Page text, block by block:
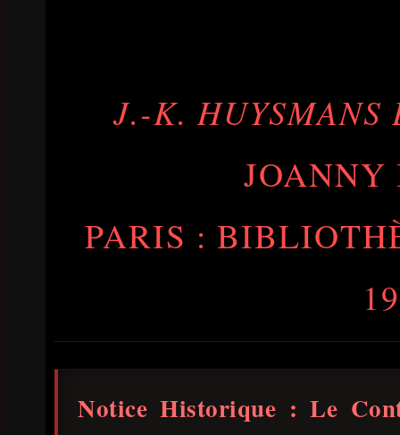
J.-K. HUYSMANS
JOANNY
PARIS :
Notice Historique : Le